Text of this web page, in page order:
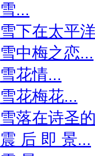
雪...
雪下在太平
雪中梅之恋...
雪花情...
雪花梅花...
雪落在诗圣
震 后 即 景...